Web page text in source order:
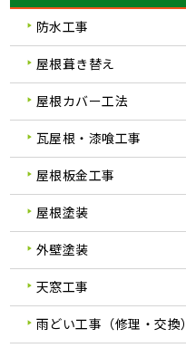
防水工事
屋根葺き替え
屋根カバー工法
瓦屋根・漆喰工事
屋根板金工事
屋根塗装
外壁塗装
天窓工事
雨どい工事（修理・交換）